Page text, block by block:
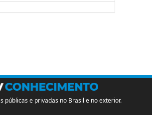
públicas e privadas no Brasil e no exterior.